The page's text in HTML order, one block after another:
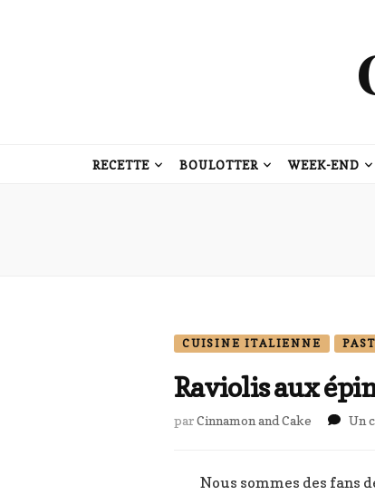
RECETTE BOULOTTER WEEK-END
CUISINE ITALIENNE
Raviolis aux
parCinnamon and Cake Un
Nous sommes des fans